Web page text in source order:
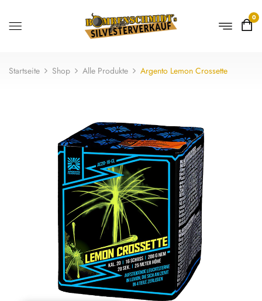
0
Startseite Shop Alle Produkte Argento Lemon Crossette